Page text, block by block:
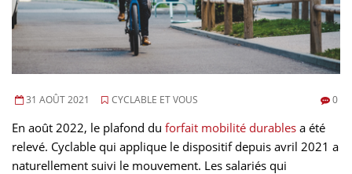
31 AOÛT 2021 CYCLABLE ET VOUS 0
En août 2022, le plafond du forfait mobilité durables a été
relevé. Cyclable qui applique le dispositif depuis avril 2021 a
naturellement suivi le mouvement. Les salariés qui